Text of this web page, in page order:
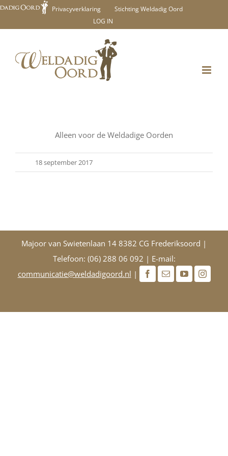
Ga
Privacyverklaring
Stichting Weldadig Oord
LOG IN
Alleen voor de Weldadige Oorden
18 september 2017
Majoor van Swietenlaan 14 8382 CG Frederiksoord |
Telefoon: (06) 288 06 092 | E-mail:
communicatie@weldadigoord.nl |